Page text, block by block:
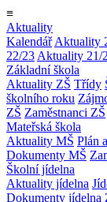
≡
Aktuality
Kalendář Aktuality
22/23 Aktuality 21/
Základní škola
Aktuality ZŠ Třídy
školního roku
ZŠ Zaměstnanci ZŠ
Mateřská škola
Aktuality MŠ Plán
Dokumenty MŠ
Školní jídelna
Aktuality jídelna
Dokumenty jídelna